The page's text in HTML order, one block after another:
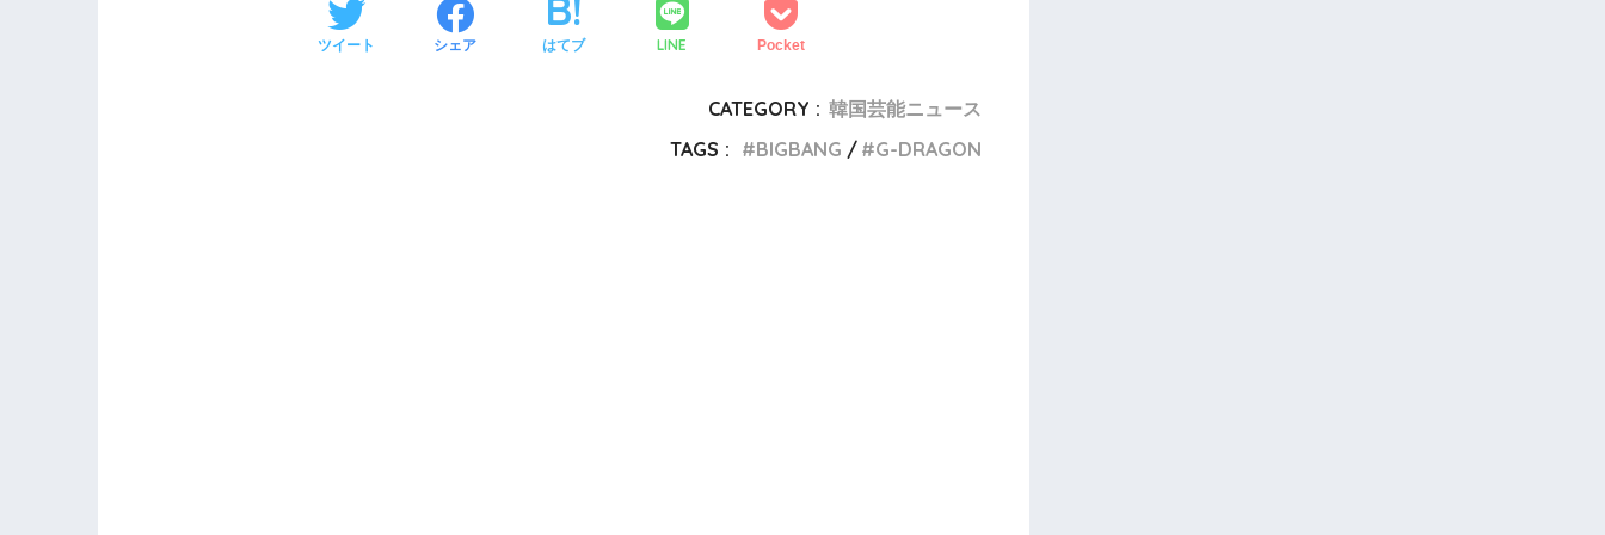
ツイート シェア はてブ LINE Pocket
CATEGORY : 韓国芸能ニュース
TAGS :
BIGBANG G-DRAGON